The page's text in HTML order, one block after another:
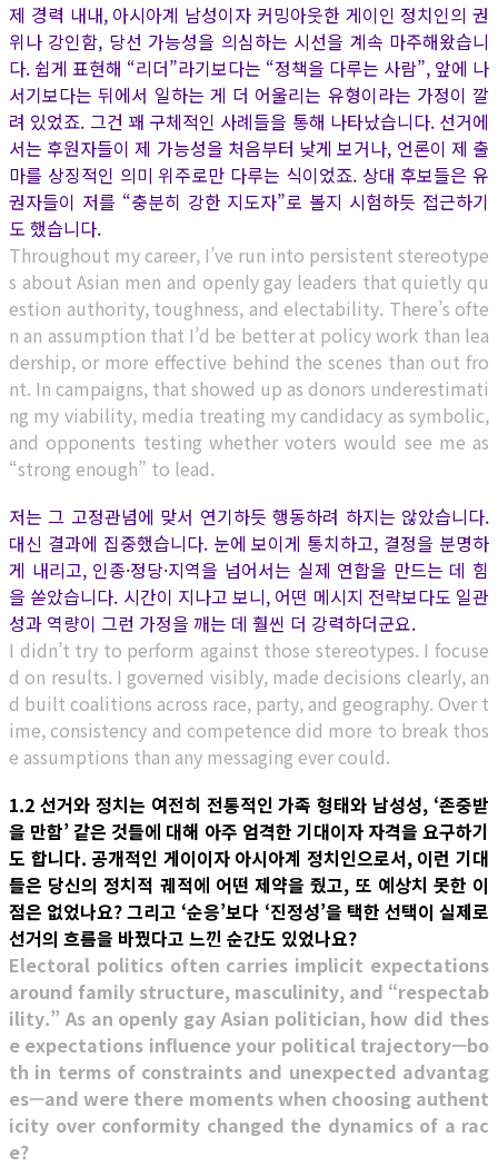
제 경력 내내, 아시아계 남성이자 커밍아웃한 게이인 정치인의 권
위나 강인함, 당선 가능성을 의심하는 시선을 계속 마주해왔습니
다. 쉽게 표현해 “리더”라기보다는 “정책을 다루는 사람”, 앞에 나
서기보다는 뒤에서 일하는 게 더 어울리는 유형이라는 가정이 깔
려 있었죠. 그건 꽤 구체적인 사례들을 통해 나타났습니다. 선거에
서는 후원자들이 제 가능성을 처음부터 낮게 보거나, 언론이 제 출
마를 상징적인 의미 위주로만 다루는 식이었죠. 상대 후보들은 유
권자들이 저를 “충분히 강한 지도자”로 볼지 시험하듯 접근하기
도 했습니다.
Throughout my career, I’ve run into persistent stereotype
s about Asian men and openly gay leaders that quietly qu
estion authority, toughness, and electability. There’s ofte
n an assumption that I’d be better at policy work than lea
dership, or more effective behind the scenes than out fro
nt. In campaigns, that showed up as donors underestimati
ng my viability, media treating my candidacy as symbolic,
and opponents testing whether voters would see me as
“strong enough” to lead.
저는 그 고정관념에 맞서 연기하듯 행동하려 하지는 않았습니다.
대신 결과에 집중했습니다. 눈에 보이게 통치하고, 결정을 분명하
게 내리고, 인종·정당·지역을 넘어서는 실제 연합을 만드는 데 힘
을 쏟았습니다. 시간이 지나고 보니, 어떤 메시지 전략보다도 일관
성과 역량이 그런 가정을 깨는 데 훨씬 더 강력하더군요.
I didn’t try to perform against those stereotypes. I focuse
d on results. I governed visibly, made decisions clearly, an
d built coalitions across race, party, and geography. Over t
ime, consistency and competence did more to break thos
e assumptions than any messaging ever could.
1.2 선거와 정치는 여전히 전통적인 가족 형태와 남성성, ‘존중받
을 만함’ 같은 것들에 대해 아주 엄격한 기대이자 자격을 요구하기
도 합니다. 공개적인 게이이자 아시아계 정치인으로서, 이런 기대
들은 당신의 정치적 궤적에 어떤 제약을 줬고, 또 예상치 못한 이
점은 없었나요? 그리고 ‘순응’보다 ‘진정성’을 택한 선택이 실제로
선거의 흐름을 바꿨다고 느낀 순간도 있었나요?
Electoral politics often carries implicit expectations
around family structure, masculinity, and “respectab
ility.” As an openly gay Asian politician, how did thes
e expectations influence your political trajectory—bo
th in terms of constraints and unexpected advantag
es—and were there moments when choosing authent
icity over conformity changed the dynamics of a rac
e?